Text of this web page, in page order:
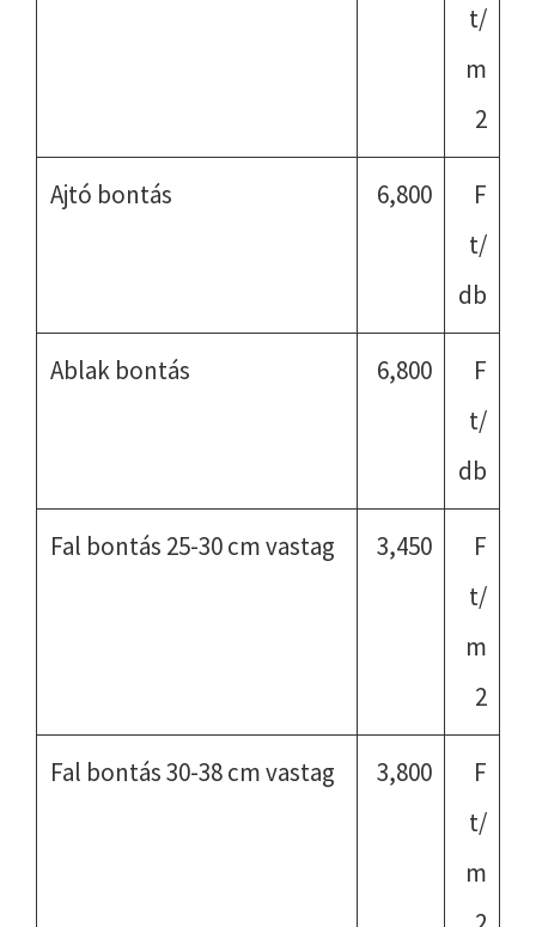
t/
m
2
Ajtó bontás 6,800
F
t/
db
Ablak bontás 6,800
F
t/
db
Fal bontás 25-30 cm vastag 3,450
F
t/
m
2
Fal bontás 30-38 cm vastag 3,800
F
t/
m